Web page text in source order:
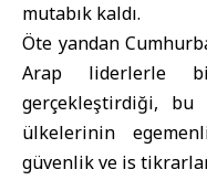
mutabık kaldı.
Öte yandan
Arap liderlerle
gerçekleştirdiği, bu
ülkelerinin
güvenlik ve is